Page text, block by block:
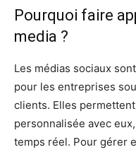
Pourquoi faire
media ?
Les médias sociaux
pour les entreprises
clients. Elles
personnalisée avec
temps réel. Pour gérer